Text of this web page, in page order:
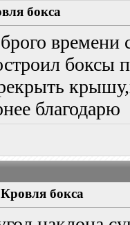
бокса
времени
боксы
благодарю
бокса